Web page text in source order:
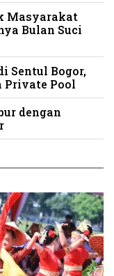
Masyarakat
Bulan Suci
Sentul Bogor,
Private Pool
dengan